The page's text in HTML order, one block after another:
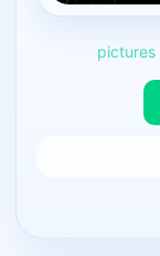
pictures